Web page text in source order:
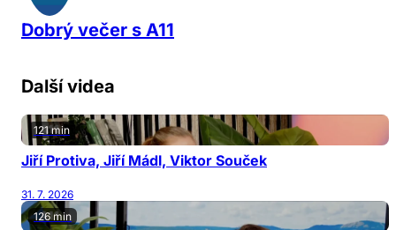
Dobrý večer s A11
Další videa
121 min
Jiří Protiva, Jiří Mádl, Viktor Souček
31. 7. 2026
126 min